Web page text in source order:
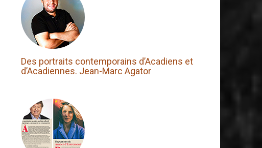
Des portraits contemporains d’Acadiens et
d’Acadiennes. Jean-Marc Agator